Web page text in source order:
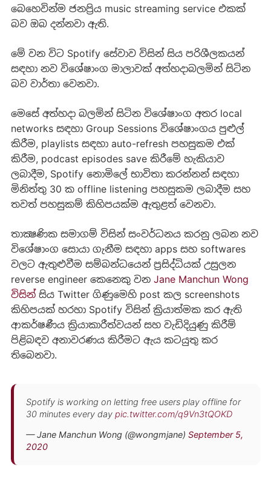
බෙහෙවින්ම ජනප්‍රිය music streaming service එකක්
බව ඔබ දන්නවා ඇති.
මේ වන විට Spotify සේවාව විසින් සිය පරිශීලකයන්
සඳහා නව විශේෂාංග මාලාවක් අත්හදාබලමින් සිටින
බව වාර්තා වෙනවා.
මෙසේ අත්හදා බලමින් සිටින විශේෂාංග අතර local
networks සඳහා Group Sessions විශේෂාංගය පුළුල්
කිරීම, playlists සඳහා auto-refresh පහසුකම එක්
කිරීම, podcast episodes save කිරීමේ හැකියාව
ලබාදීම, Spotify නොමිලේ භාවිතා කරන්නන් සඳහා
මිනිත්තු 30 ක offline listening පහසුකම ලබාදීම සහ
තවත් පහසුකම් කිහිපයක්ම ඇතුළත් වෙනවා.
තාක්‍ෂණික සමාගම් විසින් සංවර්ධනය කරනු ලබන නව
විශේෂාංග සොයා ගැනීම සඳහා apps සහ softwares
වලට ඇතුළුවීම සම්බන්ධයෙන් ප්‍රසිද්ධියක් උසුලන
reverse engineer කෙනෙකු වන Jane Manchun Wong
විසින්සිය Twitter ගිණුමෙහි post කල screenshots
කිහිපයක් හරහා Spotify විසින් ක්‍රියාත්මක කර ඇති
ආකර්ෂණීය ක්‍රියාකාරීත්වයන් සහ වැඩිදියුණු කිරීම්
පිළිබඳව අනාවරණය කිරීමට ඇය කටයුතු කර
තිබෙනවා.
Spotify is working on letting free users play offline for
30 minutes every day pic.twitter.com/q9Vn3tQOKD
— Jane Manchun Wong (@wongmjane) September 5,
2020